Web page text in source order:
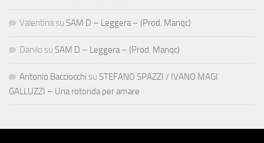
Valentina su SAM D – Leggera – (Prod. Manqc)
Danilo su SAM D – Leggera – (Prod. Manqc)
Antonio Bacciocchi su STEFANO SPAZZI / IVANO MAGI
GALLUZZI – Una rotonda per amare